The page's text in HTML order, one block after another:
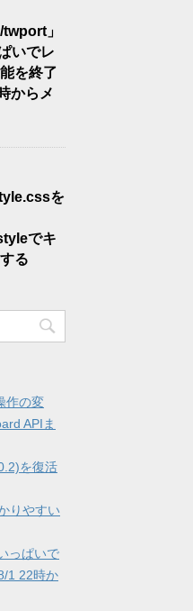
twport」
いでレ
を終了
からメ
を
でキ
る
作の変
APIま
を復活
りやすい
っぱいで
1 22時か